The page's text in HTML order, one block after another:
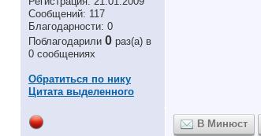
Сообщений: 117
Благодарности: 0
Поблагодарили 0 раз(а) в
0 сообщениях
Обратиться по нику
Цитата выделенного
В Минюст